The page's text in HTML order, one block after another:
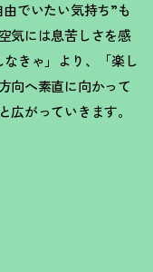
由でいたい気持ち”も
気には息苦しさを感
きゃ」より、「楽し
向へ素直に向かって
がっていきます。